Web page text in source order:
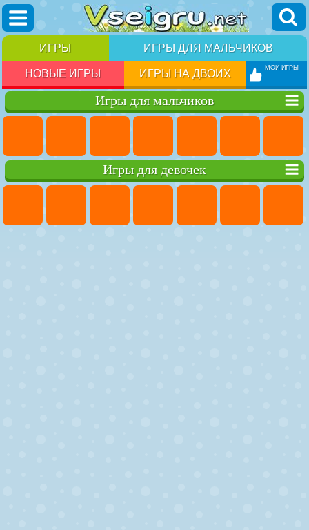
ИГРЫ ИГРЫ ДЛЯ МАЛЬЧИКОВ
НОВЫЕ ИГРЫ ИГРЫ НА ДВОИХ МОИ ИГРЫ
Игры для мальчиков
Игры для девочек